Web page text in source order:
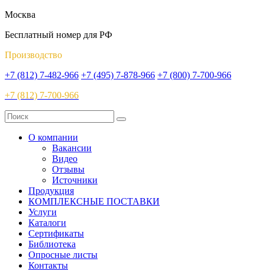
Москва
Бесплатный номер для РФ
Производство
+7 (812) 7-482-966 +7 (495) 7-878-966 +7 (800) 7-700-966
+7 (812) 7-700-966
О компании
Вакансии
Видео
Отзывы
Источники
Продукция
КОМПЛЕКСНЫЕ ПОСТАВКИ
Услуги
Каталоги
Сертификаты
Библиотека
Опросные листы
Контакты